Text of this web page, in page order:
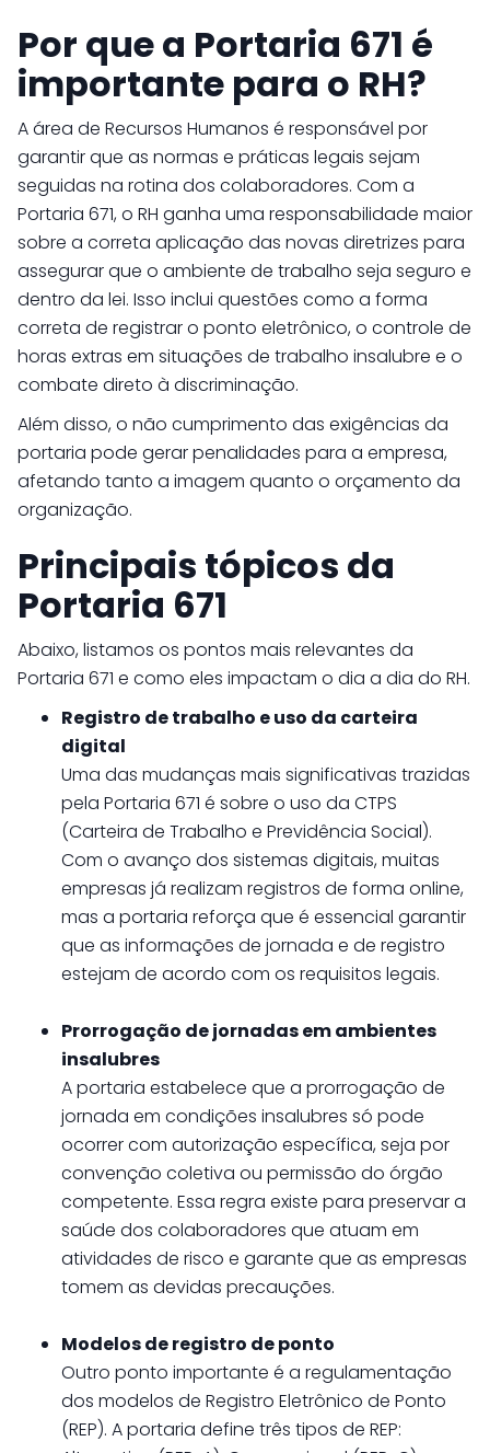
Por que a Portaria 671 é
importante para o RH?
A área de Recursos Humanos é responsável por
garantir que as normas e práticas legais sejam
seguidas na rotina dos colaboradores. Com a
Portaria 671, o RH ganha uma responsabilidade maior
sobre a correta aplicação das novas diretrizes para
assegurar que o ambiente de trabalho seja seguro e
dentro da lei. Isso inclui questões como a forma
correta de registrar o ponto eletrônico, o controle de
horas extras em situações de trabalho insalubre e o
combate direto à discriminação.
Além disso, o não cumprimento das exigências da
portaria pode gerar penalidades para a empresa,
afetando tanto a imagem quanto o orçamento da
organização.
Principais tópicos da
Portaria 671
Abaixo, listamos os pontos mais relevantes da
Portaria 671 e como eles impactam o dia a dia do RH.
Registro de trabalho e uso da carteira
digital
Uma das mudanças mais significativas trazidas
pela Portaria 671 é sobre o uso da CTPS
(Carteira de Trabalho e Previdência Social).
Com o avanço dos sistemas digitais, muitas
empresas já realizam registros de forma online,
mas a portaria reforça que é essencial garantir
que as informações de jornada e de registro
estejam de acordo com os requisitos legais.
Prorrogação de jornadas em ambientes
insalubres
A portaria estabelece que a prorrogação de
jornada em condições insalubres só pode
ocorrer com autorização específica, seja por
convenção coletiva ou permissão do órgão
competente. Essa regra existe para preservar a
saúde dos colaboradores que atuam em
atividades de risco e garante que as empresas
tomem as devidas precauções.
Modelos de registro de ponto
Outro ponto importante é a regulamentação
dos modelos de Registro Eletrônico de Ponto
(REP). A portaria define três tipos de REP: